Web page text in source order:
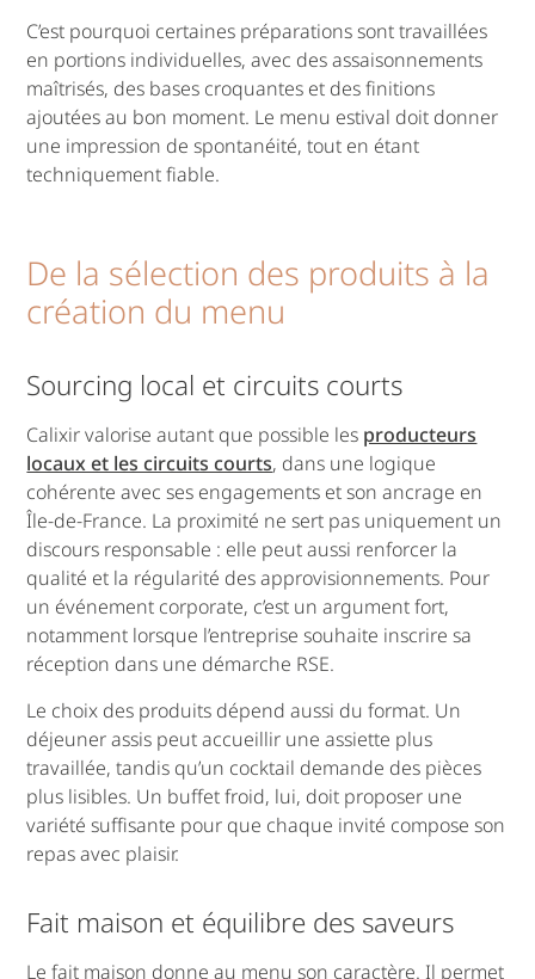
C’est pourquoi certaines préparations sont travaillées
en portions individuelles, avec des assaisonnements
maîtrisés, des bases croquantes et des finitions
ajoutées au bon moment. Le menu estival doit donner
une impression de spontanéité, tout en étant
techniquement fiable.
De la sélection des produits à la
création du menu
Sourcing local et circuits courts
Calixir valorise autant que possible les producteurs
locaux et les circuits courts, dans une logique
cohérente avec ses engagements et son ancrage en
Île-de-France. La proximité ne sert pas uniquement un
discours responsable : elle peut aussi renforcer la
qualité et la régularité des approvisionnements. Pour
un événement corporate, c’est un argument fort,
notamment lorsque l’entreprise souhaite inscrire sa
réception dans une démarche RSE.
Le choix des produits dépend aussi du format. Un
déjeuner assis peut accueillir une assiette plus
travaillée, tandis qu’un cocktail demande des pièces
plus lisibles. Un buffet froid, lui, doit proposer une
variété suffisante pour que chaque invité compose son
repas avec plaisir.
Fait maison et équilibre des saveurs
Le fait maison donne au menu son caractère. Il permet